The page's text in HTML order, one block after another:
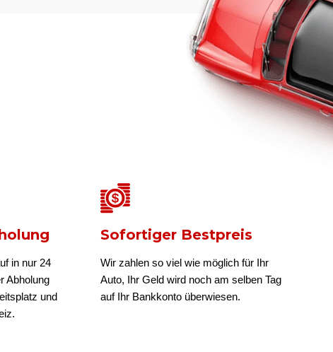
in nur 24
Abholung
und
Sofortiger Bestpreis
Wir zahlen so viel wie möglich für Ihr
Auto, Ihr Geld wird noch am selben Tag
auf Ihr Bankkonto überwiesen.